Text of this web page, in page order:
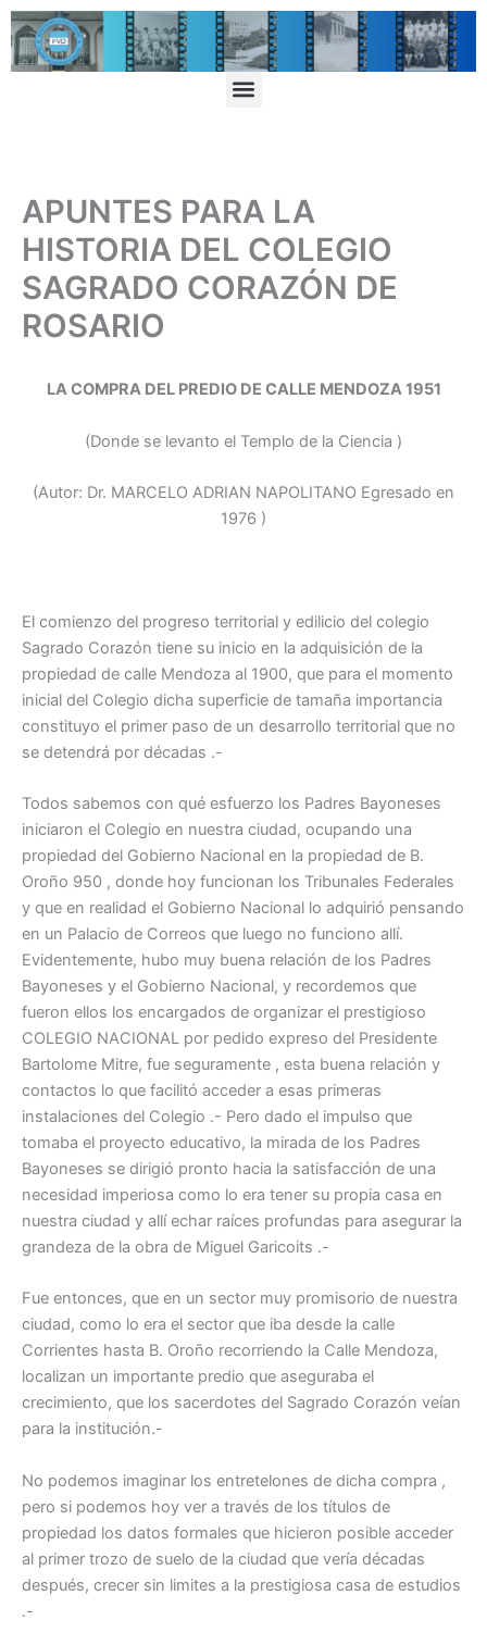
contenido
Menu
APUNTES PARA LA
HISTORIA DEL COLEGIO
SAGRADO CORAZÓN DE
ROSARIO
LA COMPRA DEL PREDIO DE CALLE MENDOZA 1951
(Donde se levanto el Templo de la Ciencia )
(Autor: Dr. MARCELO ADRIAN NAPOLITANO Egresado en
1976 )
El comienzo del progreso territorial y edilicio del colegio
Sagrado Corazón tiene su inicio en la adquisición de la
propiedad de calle Mendoza al 1900, que para el momento
inicial del Colegio dicha superficie de tamaña importancia
constituyo el primer paso de un desarrollo territorial que no
se detendrá por décadas .-
Todos sabemos con qué esfuerzo los Padres Bayoneses
iniciaron el Colegio en nuestra ciudad, ocupando una
propiedad del Gobierno Nacional en la propiedad de B.
Oroño 950 , donde hoy funcionan los Tribunales Federales
y que en realidad el Gobierno Nacional lo adquirió pensando
en un Palacio de Correos que luego no funciono allí.
Evidentemente, hubo muy buena relación de los Padres
Bayoneses y el Gobierno Nacional, y recordemos que
fueron ellos los encargados de organizar el prestigioso
COLEGIO NACIONAL por pedido expreso del Presidente
Bartolome Mitre, fue seguramente , esta buena relación y
contactos lo que facilitó acceder a esas primeras
instalaciones del Colegio .- Pero dado el impulso que
tomaba el proyecto educativo, la mirada de los Padres
Bayoneses se dirigió pronto hacia la satisfacción de una
necesidad imperiosa como lo era tener su propia casa en
nuestra ciudad y allí echar raíces profundas para asegurar la
grandeza de la obra de Miguel Garicoits .-
Fue entonces, que en un sector muy promisorio de nuestra
ciudad, como lo era el sector que iba desde la calle
Corrientes hasta B. Oroño recorriendo la Calle Mendoza,
localizan un importante predio que aseguraba el
crecimiento, que los sacerdotes del Sagrado Corazón veían
para la institución.-
No podemos imaginar los entretelones de dicha compra ,
pero si podemos hoy ver a través de los títulos de
propiedad los datos formales que hicieron posible acceder
al primer trozo de suelo de la ciudad que vería décadas
después, crecer sin limites a la prestigiosa casa de estudios
.-